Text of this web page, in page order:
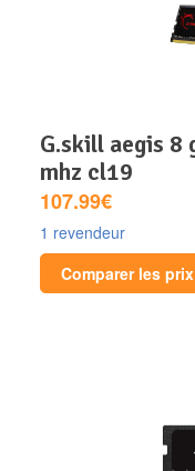
g.skill aegis 8 go (1 x 8 go) ddr4 2666
mhz cl19
107.99€
1 revendeur
Comparer les prix